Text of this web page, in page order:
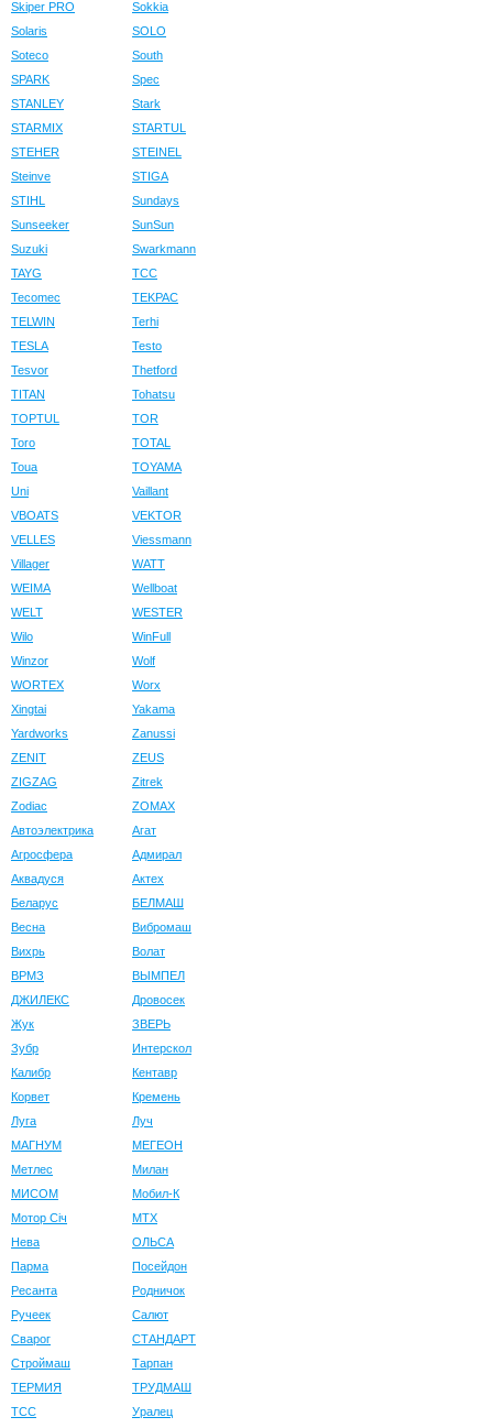
Skiper PRO
Sokkia
Solaris
SOLO
Soteco
South
SPARK
Spec
STANLEY
Stark
STARMIX
STARTUL
STEHER
STEINEL
Steinve
STIGA
STIHL
Sundays
Sunseeker
SunSun
Suzuki
Swarkmann
TAYG
TCC
Tecomec
TEKPAC
TELWIN
Terhi
TESLA
Testo
Tesvor
Thetford
TITAN
Tohatsu
TOPTUL
TOR
Toro
TOTAL
Toua
TOYAMA
Uni
Vaillant
VBOATS
VEKTOR
VELLES
Viessmann
Villager
WATT
WEIMA
Wellboat
WELT
WESTER
Wilo
WinFull
Winzor
Wolf
WORTEX
Worx
Xingtai
Yakama
Yardworks
Zanussi
ZENIT
ZEUS
ZIGZAG
Zitrek
Zodiac
ZOMAX
Автоэлектрика
Агат
Агросфера
Адмирал
Аквадуся
Актех
Беларус
БЕЛМАШ
Весна
Вибромаш
Вихрь
Волат
ВРМЗ
ВЫМПЕЛ
ДЖИЛЕКС
Дровосек
Жук
ЗВЕРЬ
Зубр
Интерскол
Калибр
Кентавр
Корвет
Кремень
Луга
Луч
МАГНУМ
МЕГЕОН
Метлес
Милан
МИСОМ
Мобил-К
Мотор Сiч
МТХ
Нева
ОЛЬСА
Парма
Посейдон
Ресанта
Родничок
Ручеек
Салют
Сварог
СТАНДАРТ
Строймаш
Тарпан
ТЕРМИЯ
ТРУДМАШ
ТСС
Уралец